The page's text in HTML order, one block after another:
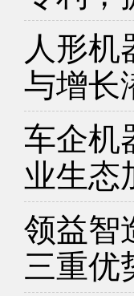
人形
与增长
车企机
业生态
领益智
三重优